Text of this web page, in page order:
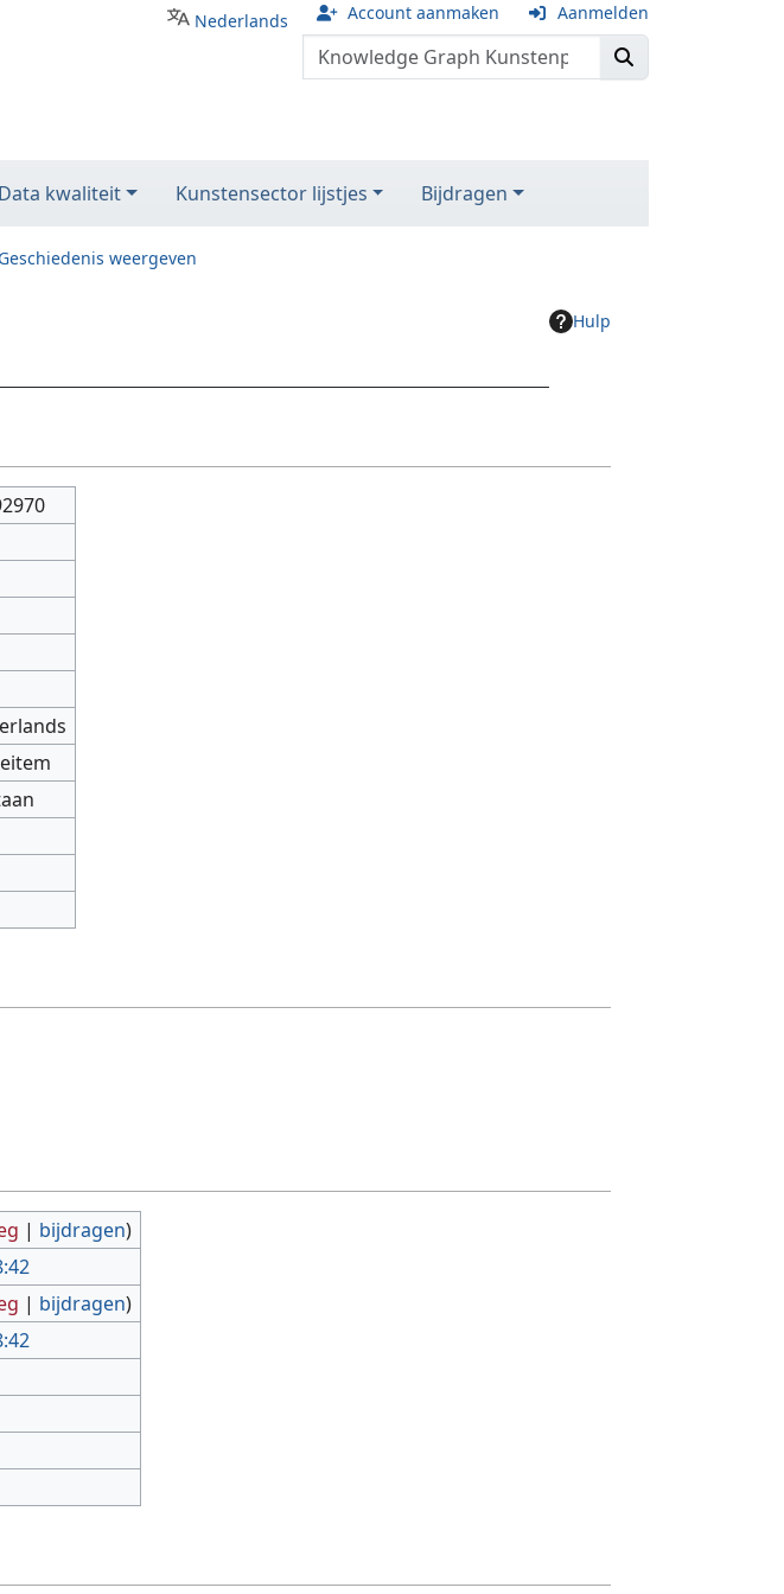
Nederlands Account aanmaken Aanmelden
Data kwaliteit Kunstensector lijstjes Bijdragen
Geschiedenis weergeven
Hulp
| bijdragen)
| bijdragen)